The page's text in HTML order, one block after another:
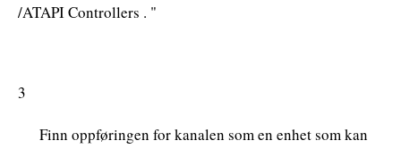
/ATAPI Controllers . "
3
Finn oppføringen for kanalen som en enhet som kan